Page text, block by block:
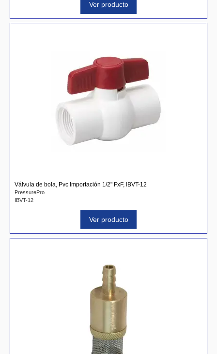
Ver producto
Válvula de bola, Pvc Importación 1/2" FxF, IBVT-12
PressurePro
IBVT-12
Ver producto